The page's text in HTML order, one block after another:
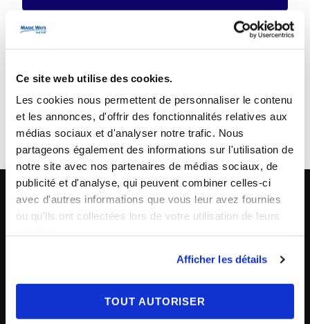
Ce site web utilise des cookies.
Les cookies nous permettent de personnaliser le contenu
et les annonces, d'offrir des fonctionnalités relatives aux
médias sociaux et d'analyser notre trafic. Nous
partageons également des informations sur l'utilisation de
notre site avec nos partenaires de médias sociaux, de
publicité et d'analyse, qui peuvent combiner celles-ci
avec d'autres informations que vous leur avez fournies
ou qu'ils ont collectées lors de votre utilisation de leurs
Afficher les détails
TOUT AUTORISER
Mot de passe oublié ?
VOUS N'AVEZ PAS DE COMPTE ?
CRÉER UN COMPTE
CONTACT
+33 (0)1 40 06 88 00
contact@magicways.fr
© Disney